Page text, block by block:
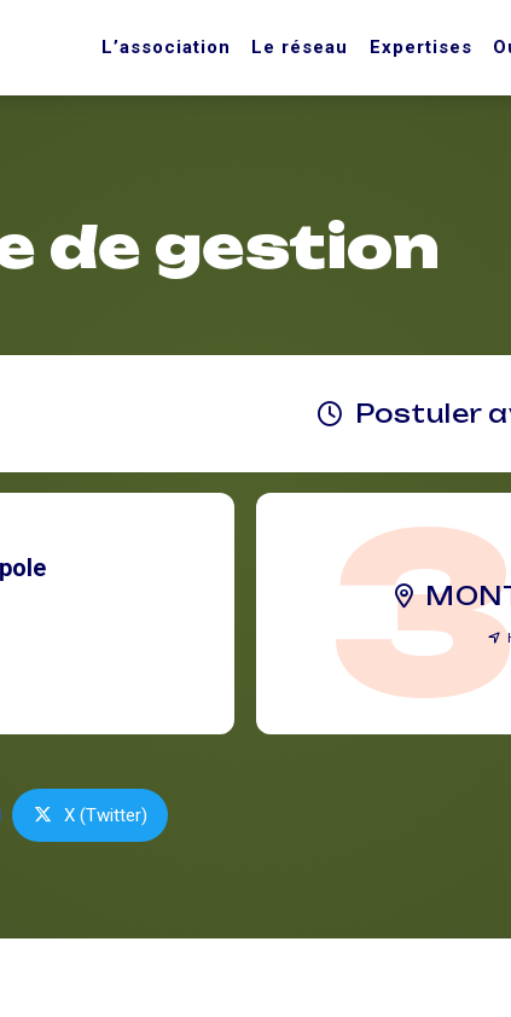
L’association Le réseau Expertises
de gestion
Postuler
X (Twitter)